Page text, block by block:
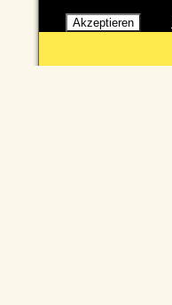
Akzeptieren